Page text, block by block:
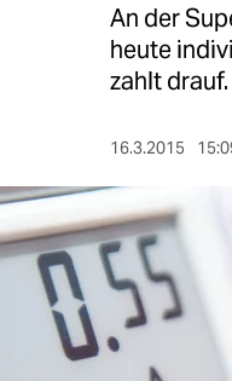
An der
heute
zahlt drauf.
16.3.2015